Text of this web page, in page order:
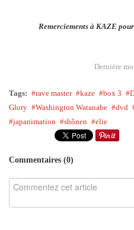
Remerciements à KAZE
Dernière
Tags: rave master kaze box 3
Glory
Washington Watanabe dvd
japanimation
shônen elie
Commentaires (0)